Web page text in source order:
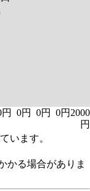
0円 0円 0円 2000
円
います。
かる場合がありま